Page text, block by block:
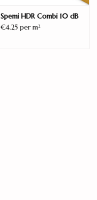
Spemi HDR Combi 10 dB
€4.25 per m2